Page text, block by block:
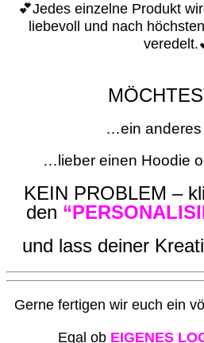
💕Jedes einzelne Produkt
liebevoll und nach
…ein anderes
…lieber einen Hoodie
KEIN PROBLEM –
den
und lass deiner
Gerne fertigen wir euch ein
Egal ob EIGENES